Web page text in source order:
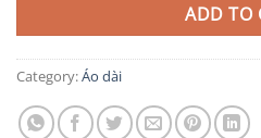
ADD TO
Category:Áo dài